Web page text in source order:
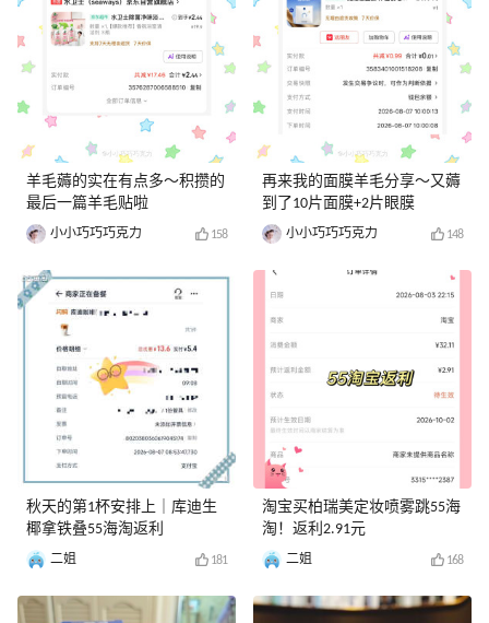
羊毛薅的实在有点多～积攒的
最后一篇羊毛贴啦
小小巧巧巧克力 158
秋天的第1杯安排上｜库迪生
椰拿铁叠55海淘返利
二姐 181
再来我的面膜羊毛分享～又薅
到了10片面膜+2片眼膜
小小巧巧巧克力 148
淘宝买柏瑞美定妆喷雾跳55海
淘！返利2.91元
二姐 168